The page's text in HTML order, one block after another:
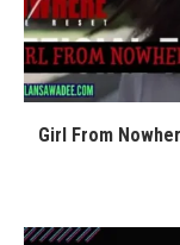
Girl From